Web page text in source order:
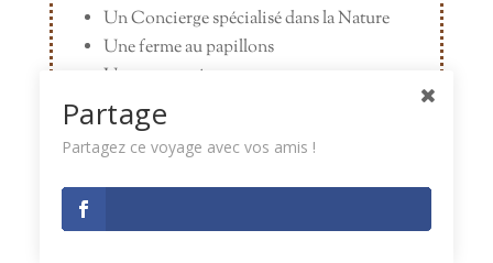
Un Concierge spécialisé dans la Nature
Une ferme au papillons
Un serpentarium
Un guide de randonnées touristiques
N’hésitez pas à nous demander un rendez-vous
par téléphoneou en région aixoise, Lyon, pays
Partage
Partagez ce voyage avec vos amis !